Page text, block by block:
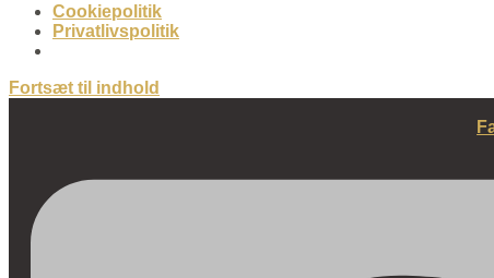
Cookiepolitik
Privatlivspolitik
Fortsæt til indhold